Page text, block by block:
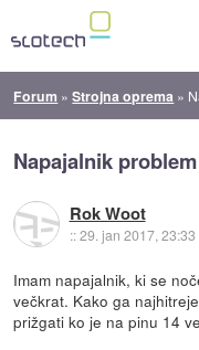
Forum »Strojna oprema »
Napajalnik
Rok Woot
::29. jan 2017, 23:33
Imam napajalnik, ki se
večkrat. Kako ga
prižgati ko je na pinu 14